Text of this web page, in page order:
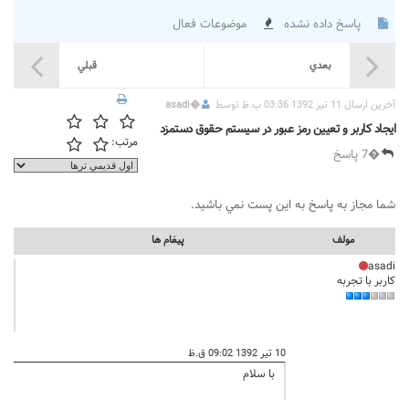
پاسخ داده نشده
موضوعات فعال
قبلي بعدي
آخرين ارسال 11 تیر 1392 03:36 ب.ظ توسط �
asadi
ایجاد کاربر و تعیین رمز عبور در سیستم حقوق دستمزد
�7 پاسخ
مرتب:
شما مجاز به پاسخ به اين پست نمي باشيد.
مولف پيغام ها
asadi
کاربر با تجربه
10 تیر 1392 09:02 ق.ظ
با سلام